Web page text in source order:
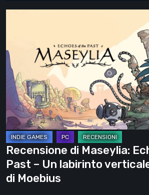
Echoes
of
the
Past
–
Un
labirinto
verticale
con
l’anima
Recensione di Maseylia:
Past – Un labirinto
di Moebius